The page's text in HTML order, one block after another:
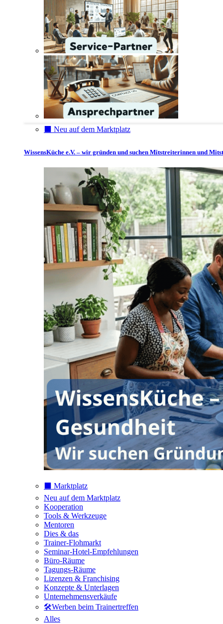
⬛️ Neu auf dem Marktplatz
WissensKüche e.V. – wir gründen und suchen Mitstreiterinnen und
⬛️ Marktplatz
Neu auf dem Marktplatz
Kooperation
Tools & Werkzeuge
Mentoren
Dies & das
Trainer-Flohmarkt
Seminar-Hotel-Empfehlungen
Büro-Räume
Tagungs-Räume
Lizenzen & Franchising
Konzepte & Unterlagen
Unternehmensverkäufe
🛠️Werben beim Trainertreffen
Alles